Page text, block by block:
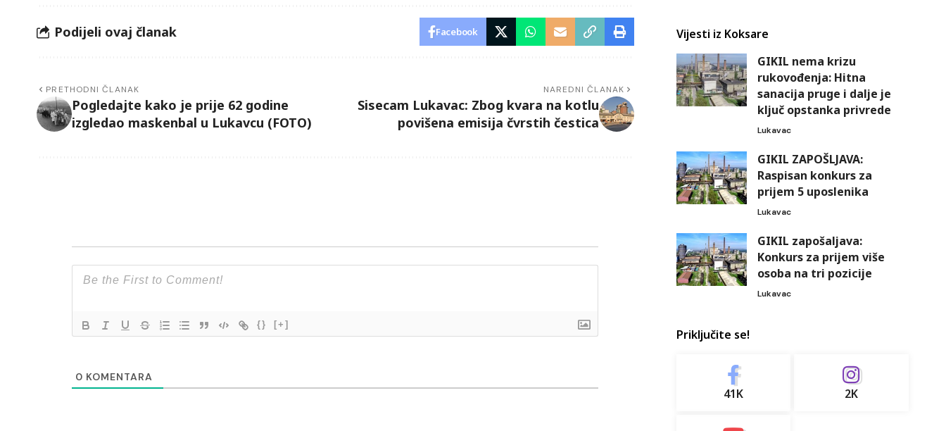
Podijeli ovaj članak Facebook
PRETHODNI ČLANAK
Pogledajte kako je prije 62 godine
izgledao maskenbal u Lukavcu (FOTO)
NAREDNI ČLANAK
Sisecam Lukavac: Zbog kvara na kotlu
povišena emisija čvrstih čestica
{} [+]
0 KOMENTARA
Vijesti iz Koksare
GIKIL nema krizu
rukovođenja: Hitna
sanacija pruge i dalje je
ključ opstanka privrede
Lukavac
GIKIL ZAPOŠLJAVA:
Raspisan konkurs za
prijem 5 uposlenika
Lukavac
GIKIL zapošaljava:
Konkurs za prijem više
osoba na tri pozicije
Lukavac
Priključite se!
41K 2K